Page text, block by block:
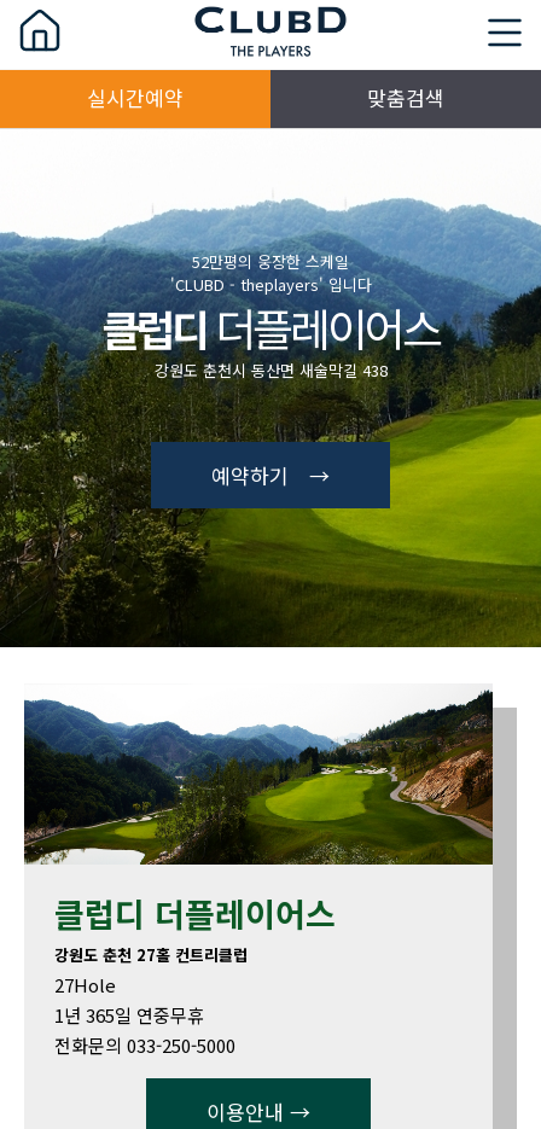
실시간예약 맞춤검색
52만평의 웅장한 스케일
'CLUBD - theplayers' 입니다
클럽디더플레이어스
강원도 춘천시 동산면 새술막길 438
예약하기 →
클럽디 더플레이어스
강원도 춘천 27홀 컨트리클럽
27Hole
1년 365일 연중무휴
전화문의 033-250-5000
이용안내 →